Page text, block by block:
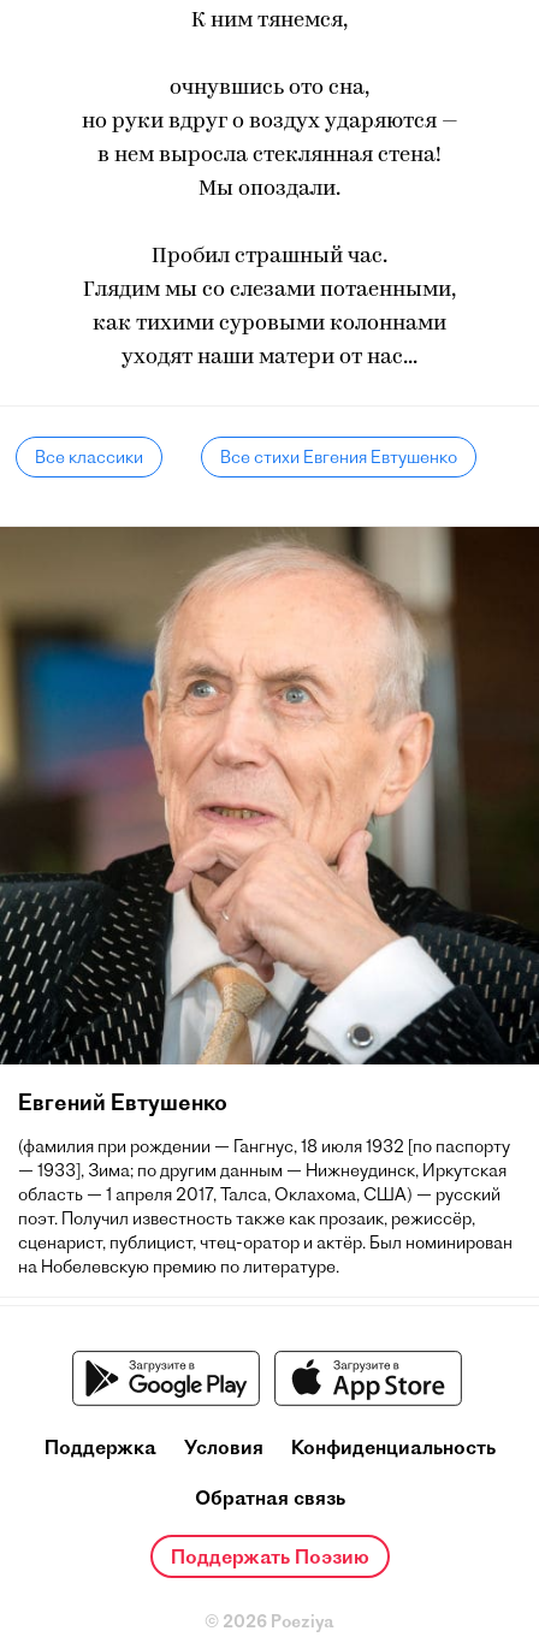
К ним тянемся,
очнувшись ото сна,
но руки вдруг о воздух ударяются —
в нем выросла стеклянная стена!
Мы опоздали.
Пробил страшный час.
Глядим мы со слезами потаенными,
как тихими суровыми колоннами
уходят наши матери от нас...
Все классики Все стихи Евгения Евтушенко
Евгений Евтушенко
(фамилия при рождении — Гангнус, 18 июля 1932 [по паспорту
— 1933], Зима; по другим данным — Нижнеудинск, Иркутская
область — 1 апреля 2017, Талса, Оклахома, США) — русский
поэт. Получил известность также как прозаик, режиссёр,
сценарист, публицист, чтец-оратор и актёр. Был номинирован
на Нобелевскую премию по литературе.
Поддержка Условия Конфиденциальность
Обратная связь
Поддержать Поэзию
© 2026 Poeziya